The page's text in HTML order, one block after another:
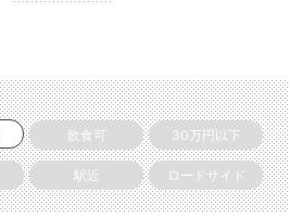
飲食可 30万円以下
駅近 ロードサイド